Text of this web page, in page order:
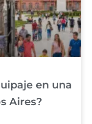
en una
Aires?